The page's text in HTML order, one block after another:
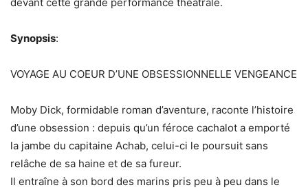
Synopsis:
VOYAGE AU COEUR D’UNE OBSESSIONNELLE VENGEANCE
Moby Dick, formidable roman d’aventure, raconte l’histoire
d’une obsession : depuis qu’un féroce cachalot a emporté
la jambe du capitaine Achab, celui-ci le poursuit sans
relâche de sa haine et de sa fureur.
Il entraîne à son bord des marins pris peu à peu dans le